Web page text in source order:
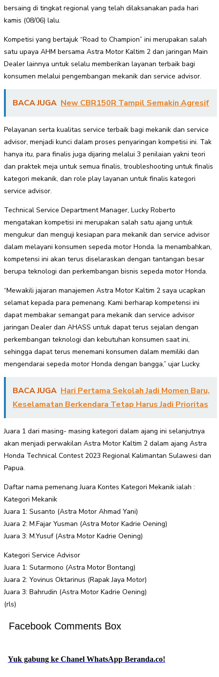
bersaing di tingkat regional yang telah dilaksanakan pada hari
kamis (08/06) lalu.
Kompetisi yang bertajuk “Road to Champion” ini merupakan salah
satu upaya AHM bersama Astra Motor Kaltim 2 dan jaringan Main
Dealer lainnya untuk selalu memberikan layanan terbaik bagi
konsumen melalui pengembangan mekanik dan service advisor.
BACA JUGA New CBR150R Tampil Semakin Agresif
Pelayanan serta kualitas service terbaik bagi mekanik dan service
advisor, menjadi kunci dalam proses penyaringan kompetisi ini. Tak
hanya itu, para finalis juga dijaring melalui 3 penilaian yakni teori
dan praktek meja untuk semua finalis, troubleshooting untuk finalis
kategori mekanik, dan role play layanan untuk finalis kategori
service advisor.
Technical Service Department Manager, Lucky Roberto
mengatakan kompetisi ini merupakan salah satu ajang untuk
mengukur dan menguji kesiapan para mekanik dan service advisor
dalam melayani konsumen sepeda motor Honda. Ia menambahkan,
kompetensi ini akan terus diselaraskan dengan tantangan besar
berupa teknologi dan perkembangan bisnis sepeda motor Honda.
“Mewakili jajaran manajemen Astra Motor Kaltim 2 saya ucapkan
selamat kepada para pemenang. Kami berharap kompetensi ini
dapat membakar semangat para mekanik dan service advisor
jaringan Dealer dan AHASS untuk dapat terus sejalan dengan
perkembangan teknologi dan kebutuhan konsumen saat ini,
sehingga dapat terus menemani konsumen dalam memiliki dan
mengendarai sepeda motor Honda dengan bangga,” ujar Lucky.
BACA JUGA Hari Pertama Sekolah Jadi Momen Baru,
Keselamatan Berkendara Tetap Harus Jadi Prioritas
Juara 1 dari masing- masing kategori dalam ajang ini selanjutnya
akan menjadi perwakilan Astra Motor Kaltim 2 dalam ajang Astra
Honda Technical Contest 2023 Regional Kalimantan Sulawesi dan
Papua.
Daftar nama pemenang Juara Kontes Kategori Mekanik ialah :
Kategori Mekanik
Juara 1: Susanto (Astra Motor Ahmad Yani)
Juara 2: M.Fajar Yusman (Astra Motor Kadrie Oening)
Juara 3: M.Yusuf (Astra Motor Kadrie Oening)
Kategori Service Advisor
Juara 1: Sutarmono (Astra Motor Bontang)
Juara 2: Yovinus Oktarinus (Rapak Jaya Motor)
Juara 3: Bahrudin (Astra Motor Kadrie Oening)
(rls)
Facebook Comments Box
Yuk gabung ke Chanel WhatsApp Beranda.co!